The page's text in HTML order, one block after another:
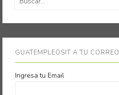
GUATEMPLEOSIT A TU CORREO
Ingresa tu Email